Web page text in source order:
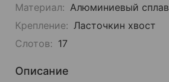
Материал: Алюминиевый сплав
Крепление: Ласточкин хвост
Слотов: 17
Описание